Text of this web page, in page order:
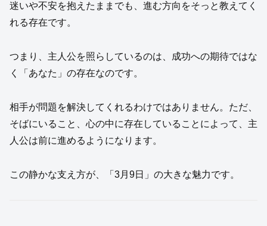
迷いや不安を抱えたままでも、進む方向をそっと教えてく
れる存在です。
つまり、主人公を照らしているのは、成功への期待ではな
く「あなた」の存在なのです。
相手が問題を解決してくれるわけではありません。ただ、
そばにいること、心の中に存在していることによって、主
人公は前に進めるようになります。
この静かな支え方が、「3月9日」の大きな魅力です。